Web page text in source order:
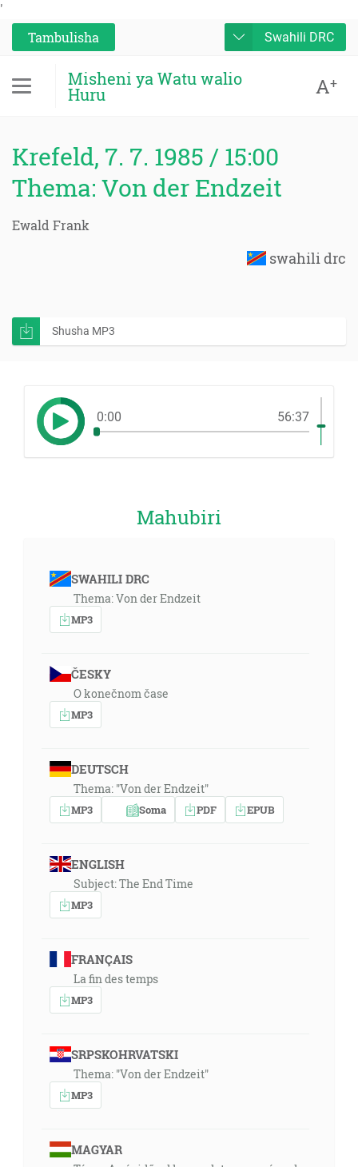
'
Tambulisha
Swahili DRC
Misheni ya Watu walio
Huru A+
Krefeld, 7. 7. 1985 / 15:00
Thema: Von der Endzeit
Ewald Frank
swahili drc
Shusha MP3
0:00 56:37
Mahubiri
SWAHILI DRC
Thema: Von der Endzeit
MP3
ČESKY
O konečnom čase
MP3
DEUTSCH
Thema: "Von der Endzeit"
MP3 Soma PDF EPUB
ENGLISH
Subject: The End Time
MP3
FRANÇAIS
La fin des temps
MP3
SRPSKOHRVATSKI
Thema: "Von der Endzeit"
MP3
MAGYAR